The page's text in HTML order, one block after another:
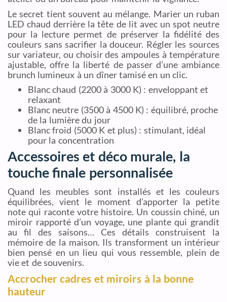
Le secret tient souvent au mélange. Marier un ruban
LED chaud derrière la tête de lit avec un spot neutre
pour la lecture permet de préserver la fidélité des
couleurs sans sacrifier la douceur. Régler les sources
sur variateur, ou choisir des ampoules à température
ajustable, offre la liberté de passer d’une ambiance
brunch lumineux à un dîner tamisé en un clic.
Blanc chaud (2200 à 3000 K) : enveloppant et
relaxant
Blanc neutre (3500 à 4500 K) : équilibré, proche
de la lumière du jour
Blanc froid (5000 K et plus) : stimulant, idéal
pour la concentration
Accessoires et déco murale, la
touche finale personnalisée
Quand les meubles sont installés et les couleurs
équilibrées, vient le moment d’apporter la petite
note qui raconte votre histoire. Un coussin chiné, un
miroir rapporté d’un voyage, une plante qui grandit
au fil des saisons… Ces détails construisent la
mémoire de la maison. Ils transforment un intérieur
bien pensé en un lieu qui vous ressemble, plein de
vie et de souvenirs.
Accrocher cadres et miroirs à la bonne
hauteur